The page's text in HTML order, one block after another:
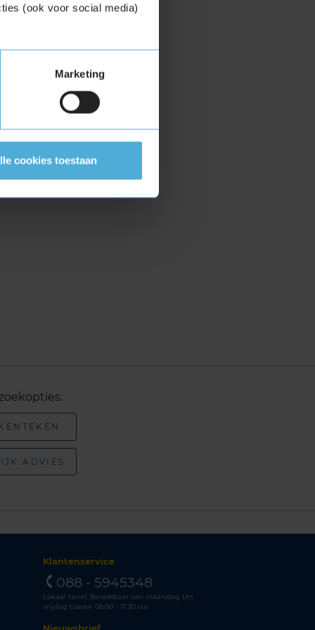
(ook voor social media)
Marketing
cookies toestaan
ADVIES
Klantenservice
088 - 5945348
Lokaal tarief. Bereikbaar van maandag t/m
vrijdag tussen 08.00 - 17.30 uur.